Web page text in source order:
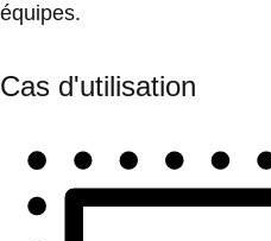
équipes.
Cas d'utilisation